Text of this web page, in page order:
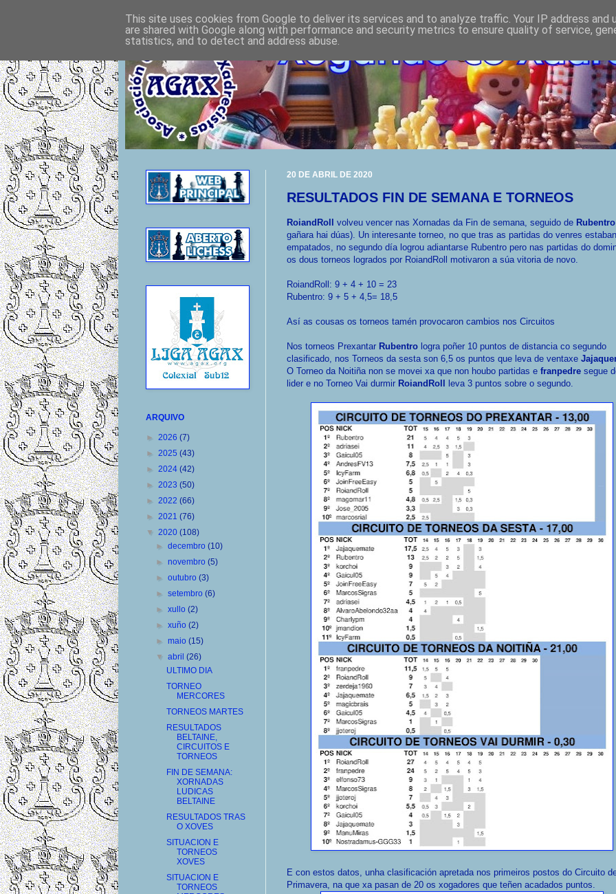
20 DE ABRIL DE 2020
RESULTADOS FIN DE SEMANA E TORNEOS
RoiandRoll volveu vencer nas Xornadas da Fin de semana, seguido de Rubentro
gañara hai dúas). Un interesante torneo, no que tras as partidas do venres estaban
empatados, no segundo día logrou adiantarse Rubentro pero nas partidas do
os dous torneos logrados por RoiandRoll motivaron a súa vitoria de novo.
RoiandRoll: 9 + 4 + 10 = 23
Rubentro: 9 + 5 + 4,5= 18,5
Así as cousas os torneos tamén provocaron cambios nos Circuitos
Nos torneos Prexantar Rubentro logra poñer 10 puntos de distancia co segundo
clasificado, nos Torneos da sesta son 6,5 os puntos que leva de ventaxe
O Torneo da Noitiña non se movei xa que non houbo partidas e franpedre segue
lider e no Torneo Vai durmir RoiandRoll leva 3 puntos sobre o segundo.
E con estos datos, unha clasificación apretada nos primeiros postos do Circuito
Primavera, na que xa pasan de 20 os xogadores que teñen acadados puntos.
ARQUIVO
► 2026 (7)
► 2025 (43)
► 2024 (42)
► 2023 (50)
► 2022 (66)
► 2021 (76)
▼ 2020 (108)
►decembro(10)
►novembro(5)
►outubro(3)
►setembro(6)
►xullo(2)
►xuño(2)
►maio(15)
▼abril(26)
ULTIMO DIA
TORNEO
MERCORES
TORNEOS MARTES
RESULTADOS
BELTAINE,
CIRCUITOS E
TORNEOS
FIN DE SEMANA:
XORNADAS
LUDICAS
BELTAINE
RESULTADOS TRAS
O XOVES
SITUACION E
TORNEOS
XOVES
SITUACION E
TORNEOS
This site uses cookies from Google to deliver its services and to analyze traffic. Your IP address and
are shared with Google along with performance and security metrics to ensure quality of service,
statistics, and to detect and address abuse.